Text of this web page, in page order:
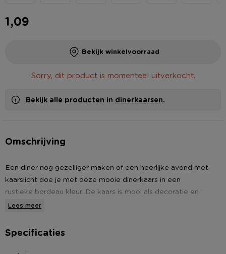
1,09
Bekijk winkelvoorraad
Sorry, dit product is momenteel uitverkocht.
Bekijk alle producten in dinerkaarsen.
Omschrijving
Een diner nog gezelliger maken of een heerlijke avond met
kaarslicht doe je met deze mooie dinerkaars in een
rustieke bordeau kleur. De kaars is mooi als decoratie en
brengt een gezellige sfeer in huis. De rustieke kaars kan
genieten van het rustgevende kaarslicht.
Lees meer
Specificaties